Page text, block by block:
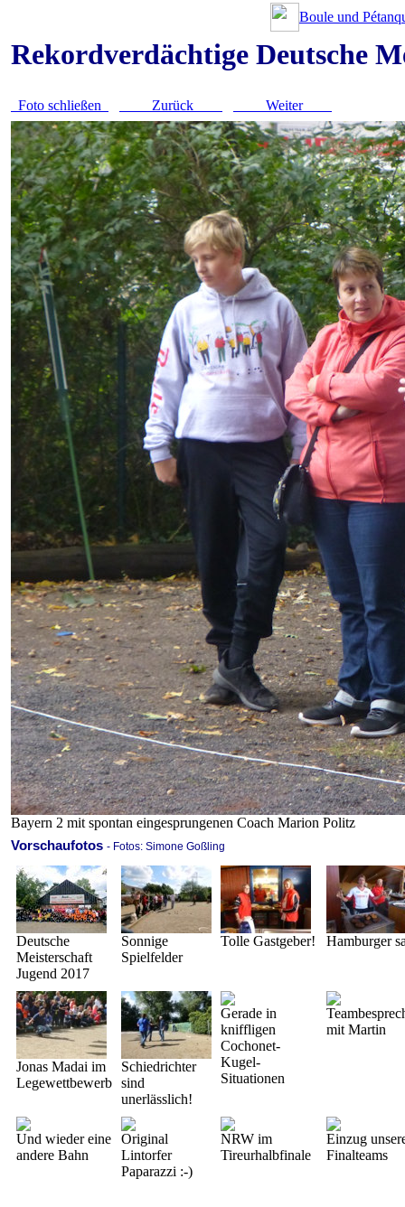
Boule und
Rekordverdächtige Deutsche
Foto schließen Zurück Weiter
Bayern 2 mit spontan eingesprungenen Coach Marion Politz
Vorschaufotos - Fotos: Simone Goßling
Deutsche
Meisterschaft
Jugend 2017
Sonnige
Spielfelder
Tolle Gastgeber! Hamburger
Jonas Madai im
Legewettbewerb
Schiedrichter
sind
unerlässlich!
Gerade in
kniffligen
Cochonet-
Kugel-
Situationen
mit Martin
Und wieder eine
andere Bahn
Original
Lintorfer
Paparazzi :-)
NRW im
Tireurhalbfinale
Einzug
Finalteams